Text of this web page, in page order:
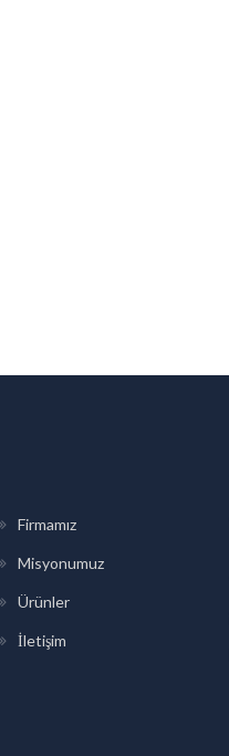
Firmamız
Misyonumuz
Ürünler
İletişim